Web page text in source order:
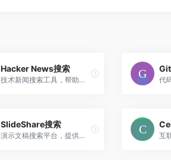
Hacker News搜索
技术新闻搜索工具，帮助查找Hacker News上的技术讨论和资讯
SlideShare搜索
演示文稿搜索平台，提供商业报告、学术研究等幻灯片资源